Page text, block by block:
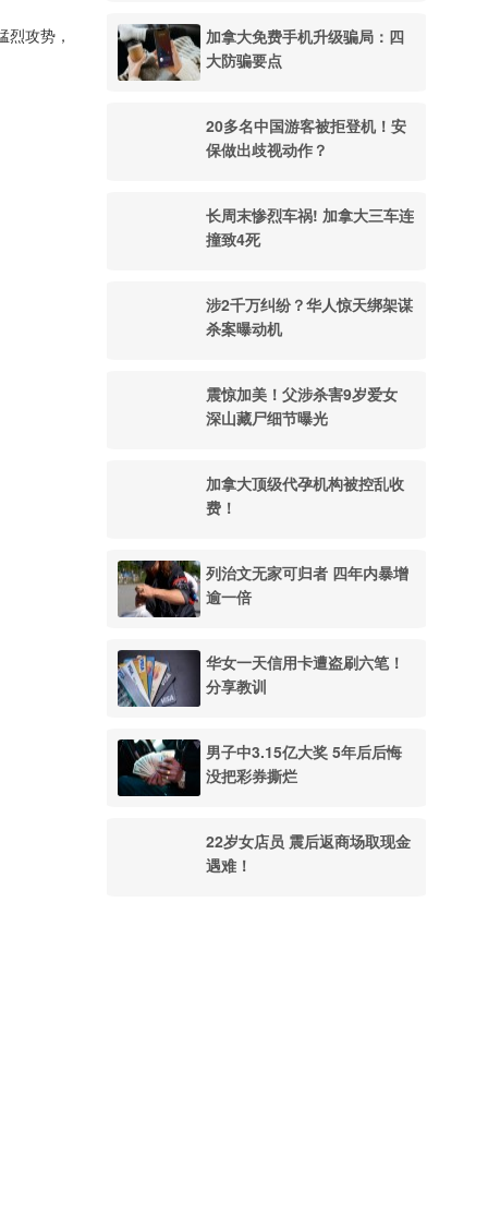
攻势，
加拿大免费手机升级骗局：四
大防骗要点
20多名中国游客被拒登机！安
保做出歧视动作？
长周末惨烈车祸! 加拿大三车连
撞致4死
涉2千万纠纷？华人惊天绑架谋
杀案曝动机
震惊加美！父涉杀害9岁爱女
深山藏尸细节曝光
加拿大顶级代孕机构被控乱收
费！
列治文无家可归者 四年内暴增
逾一倍
华女一天信用卡遭盗刷六笔！
分享教训
男子中3.15亿大奖 5年后后悔
没把彩券撕烂
22岁女店员 震后返商场取现金
遇难！